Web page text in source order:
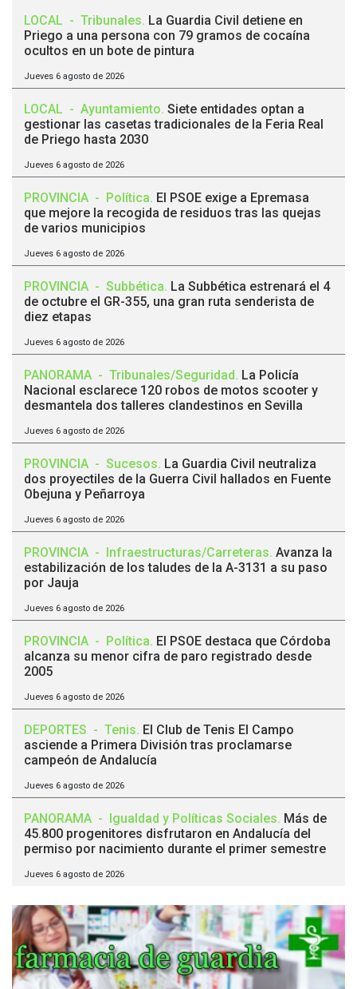
LOCAL - Tribunales. La Guardia Civil detiene en
Priego a una persona con 79 gramos de cocaína
ocultos en un bote de pintura
Jueves 6 agosto de 2026
LOCAL - Ayuntamiento. Siete entidades optan a
gestionar las casetas tradicionales de la Feria Real
de Priego hasta 2030
Jueves 6 agosto de 2026
PROVINCIA - Política. El PSOE exige a Epremasa
que mejore la recogida de residuos tras las quejas
de varios municipios
Jueves 6 agosto de 2026
PROVINCIA - Subbética. La Subbética estrenará el 4
de octubre el GR-355, una gran ruta senderista de
diez etapas
Jueves 6 agosto de 2026
PANORAMA - Tribunales/Seguridad. La Policía
Nacional esclarece 120 robos de motos scooter y
desmantela dos talleres clandestinos en Sevilla
Jueves 6 agosto de 2026
PROVINCIA - Sucesos. La Guardia Civil neutraliza
dos proyectiles de la Guerra Civil hallados en Fuente
Obejuna y Peñarroya
Jueves 6 agosto de 2026
PROVINCIA - Infraestructuras/Carreteras. Avanza la
estabilización de los taludes de la A-3131 a su paso
por Jauja
Jueves 6 agosto de 2026
PROVINCIA - Política. El PSOE destaca que Córdoba
alcanza su menor cifra de paro registrado desde
2005
Jueves 6 agosto de 2026
DEPORTES - Tenis. El Club de Tenis El Campo
asciende a Primera División tras proclamarse
campeón de Andalucía
Jueves 6 agosto de 2026
PANORAMA - Igualdad y Políticas Sociales. Más de
45.800 progenitores disfrutaron en Andalucía del
permiso por nacimiento durante el primer semestre
Jueves 6 agosto de 2026